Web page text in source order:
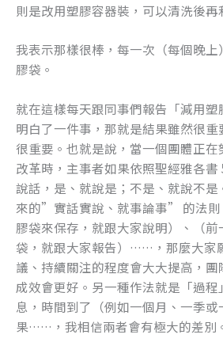
則是改用塑膠容器裝，可以清洗後再
我表示那樣很棒，每一次（每個晚
膠袋。
就在這樣每天跟同事們報告「減用
明白了一件事，那就是結果雖然很
很重要。也就是說，當一個團體正
改革時，主事者如果依照聖經雅各書
說話，是、就說是；不是、就說不是
來的”實話實說、就事論事” 的法則
膠袋來保存，就跟大家說明）、（
袋，就跟大家報告）……，那麼大家
議、持續關注的程度會大大提高，團
成效會更好。另一種作法就是「過
息，時間到了（例如一個月、一季或
果……，我相信兩者會有極大的差別